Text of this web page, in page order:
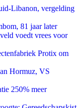
Libanon, vergelding
81 jaar later
voedt vrees voor
Protix om
Hormuz, VS
250% meer